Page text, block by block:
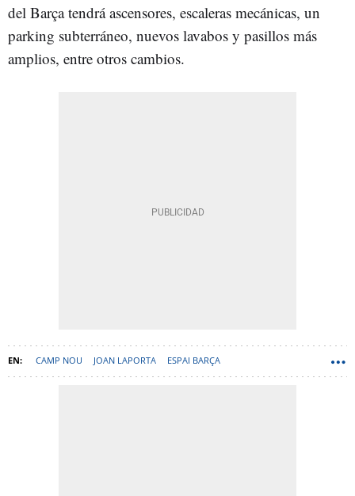
del Barça tendrá ascensores, escaleras mecánicas, un
parking subterráneo, nuevos lavabos y pasillos más
amplios, entre otros cambios.
CAMP NOU JOAN LAPORTA ESPAI BARÇA